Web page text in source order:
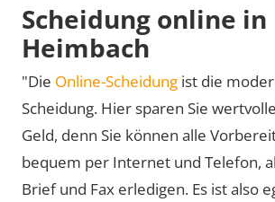
Scheidung online in
Heimbach
"Die Online-Scheidung ist die
Scheidung. Hier sparen Sie
Geld, denn Sie können alle
bequem per Internet und Telefon,
Brief und Fax erledigen. Es ist also